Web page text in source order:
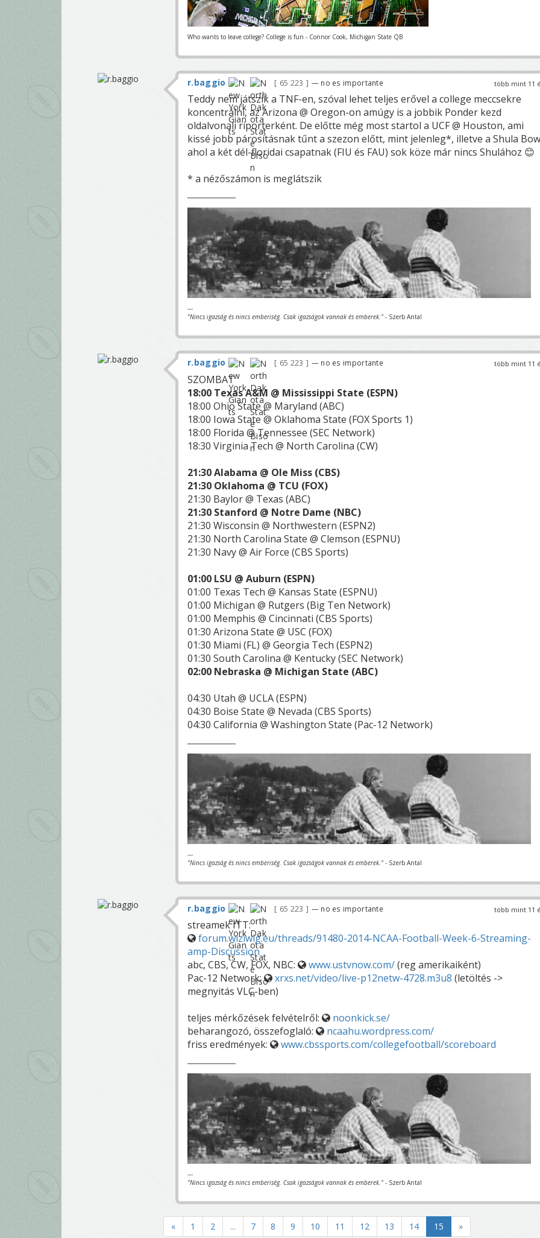
Who wants to leave college? College is fun - Connor Cook, Michigan State QB
több mint 11
r.baggio 65 223 — no es importante
Teddy nem játszik a TNF-en, szóval lehet teljes erővel a college meccsekre
koncentrálni, az Arizona @ Oregon-on amúgy is a jobbik Ponder kezd
oldalvonali riporterként. De előtte még most startol a UCF @ Houston, ami
kissé jobb párosításnak tűnt a szezon előtt, mint jelenleg*, illetve a Shula
ahol a két dél-floridai csapatnak (FIU és FAU) sok köze már nincs Shulához 😊
* a nézőszámon is meglátszik
---
"Nincs igazság és nincs emberiség. Csak igazságok vannak és emberek." - Szerb Antal
több mint 11
r.baggio 65 223 — no es importante
SZOMBAT
18:00 Texas A&M @ Mississippi State (ESPN)
18:00 Ohio State @ Maryland (ABC)
18:00 Iowa State @ Oklahoma State (FOX Sports 1)
18:00 Florida @ Tennessee (SEC Network)
18:30 Virginia Tech @ North Carolina (CW)
21:30 Alabama @ Ole Miss (CBS)
21:30 Oklahoma @ TCU (FOX)
21:30 Baylor @ Texas (ABC)
21:30 Stanford @ Notre Dame (NBC)
21:30 Wisconsin @ Northwestern (ESPN2)
21:30 North Carolina State @ Clemson (ESPNU)
21:30 Navy @ Air Force (CBS Sports)
01:00 LSU @ Auburn (ESPN)
01:00 Texas Tech @ Kansas State (ESPNU)
01:00 Michigan @ Rutgers (Big Ten Network)
01:00 Memphis @ Cincinnati (CBS Sports)
01:30 Arizona State @ USC (FOX)
01:30 Miami (FL) @ Georgia Tech (ESPN2)
01:30 South Carolina @ Kentucky (SEC Network)
02:00 Nebraska @ Michigan State (ABC)
04:30 Utah @ UCLA (ESPN)
04:30 Boise State @ Nevada (CBS Sports)
04:30 California @ Washington State (Pac-12 Network)
---
"Nincs igazság és nincs emberiség. Csak igazságok vannak és emberek." - Szerb Antal
több mint 11
r.baggio 65 223 — no es importante
streamek ITT:
forum.wiziwig.eu/threads/91480-2014-NCAA-Football-Week-6-Streaming-
amp-Discussion
abc, CBS, CW, FOX, NBC:
www.ustvnow.com/(reg amerikaiként)
Pac-12 Network:
xrxs.net/video/live-p12netw-4728.m3u8 (letöltés ->
megnyitás VLC-ben)
teljes mérkőzések felvételről:
noonkick.se/
beharangozó, összefoglaló:
ncaahu.wordpress.com/
friss eredmények:
www.cbssports.com/collegefootball/scoreboard
---
"Nincs igazság és nincs emberiség. Csak igazságok vannak és emberek." - Szerb Antal
« 1 2 ... 7 8 9 10 11 12 13 14 15 »